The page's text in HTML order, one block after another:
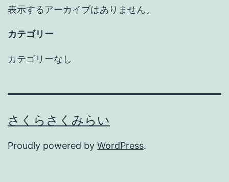
表示するアーカイブはありません。
カテゴリー
カテゴリーなし
さくらさくみらい
Proudly powered by WordPress.